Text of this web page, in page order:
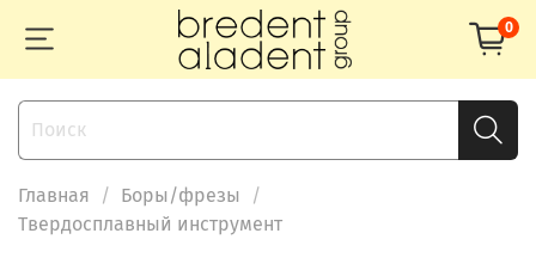
0
Главная
Боры/фрезы
Твердосплавный инструмент